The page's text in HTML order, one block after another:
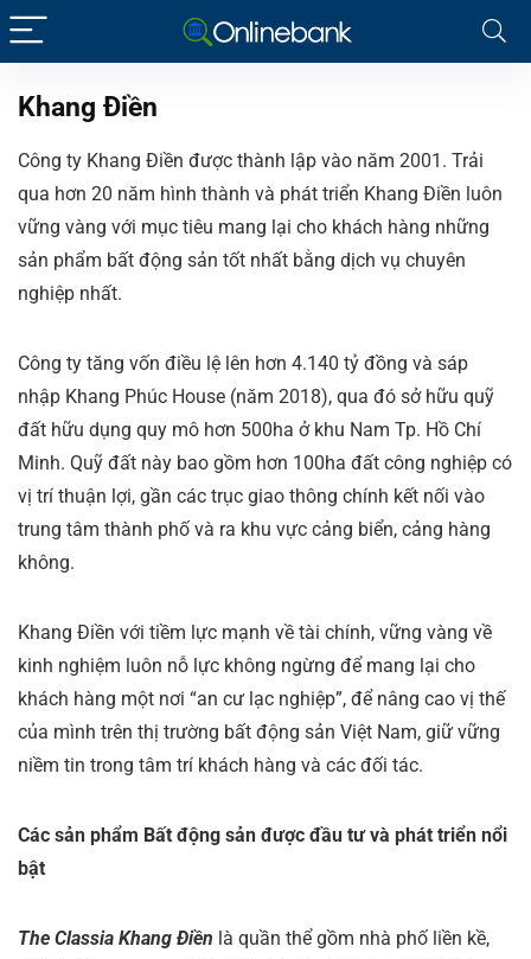
Khang Điền
Công ty Khang Điền được thành lập vào năm 2001. Trải
qua hơn 20 năm hình thành và phát triển Khang Điền luôn
vững vàng với mục tiêu mang lại cho khách hàng những
sản phẩm bất động sản tốt nhất bằng dịch vụ chuyên
nghiệp nhất.
Công ty tăng vốn điều lệ lên hơn 4.140 tỷ đồng và sáp
nhập Khang Phúc House (năm 2018), qua đó sở hữu quỹ
đất hữu dụng quy mô hơn 500ha ở khu Nam Tp. Hồ Chí
Minh. Quỹ đất này bao gồm hơn 100ha đất công nghiệp có
vị trí thuận lợi, gần các trục giao thông chính kết nối vào
trung tâm thành phố và ra khu vực cảng biển, cảng hàng
không.
Khang Điền với tiềm lực mạnh về tài chính, vững vàng về
kinh nghiệm luôn nỗ lực không ngừng để mang lại cho
khách hàng một nơi “an cư lạc nghiệp”, để nâng cao vị thế
của mình trên thị trường bất động sản Việt Nam, giữ vững
niềm tin trong tâm trí khách hàng và các đối tác.
Các sản phẩm Bất động sản được đầu tư và phát triển nổi
bật
The Classia Khang Điền là quần thể gồm nhà phố liền kề,